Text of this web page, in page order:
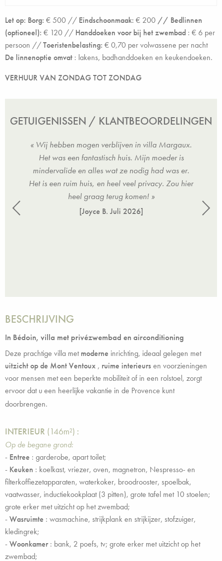
Let op: Borg: € 500 // Eindschoonmaak: € 200 // Bedlinnen
(optioneel): € 120 // Handdoeken voor bij het zwembad : € 6 per
persoon //Toeristenbelasting: €0,70 per volwassene per nacht
De linnenoptie omvat : lakens, badhanddoeken en keukendoeken.
VERHUUR VAN ZONDAG TOT ZONDAG
GETUIGENISSEN / KLANTBEOORDELINGEN
« Wij hebben mogen verblijven in villa Margaux.
Het was een fantastisch huis. Mijn moeder is
mindervalide en alles wat ze nodig had was er.
Het is een ruim huis, en heel veel privacy. Zou hier
heel graag terug komen! »
[Joyce B. Juli 2026]
BESCHRIJVING
In Bédoin, villa met privézwembad en airconditioning
Deze prachtige villa metmoderne inrichting, ideaal gelegen met
uitzicht op de Mont Ventoux , ruime interieursen voorzieningen
voor mensen met een beperkte mobiliteit of in een rolstoel, zorgt
ervoor dat u een heerlijke vakantie in de Provence kunt
doorbrengen.
INTERIEUR (146m²) :
Op de begane grond:
- Entree : garderobe, apart toilet;
- Keuken : koelkast, vriezer, oven, magnetron, Nespresso- en
filterkoffiezetapparaten, waterkoker, broodrooster, spoelbak,
vaatwasser, inductiekookplaat (3 pitten), grote tafel met 10 stoelen;
grote erker met uitzicht op het zwembad;
-Wasruimte : wasmachine, strijkplank en strijkijzer, stofzuiger,
kledingrek;
-Woonkamer: bank, 2 poefs, tv; grote erker met uitzicht op het
zwembad;